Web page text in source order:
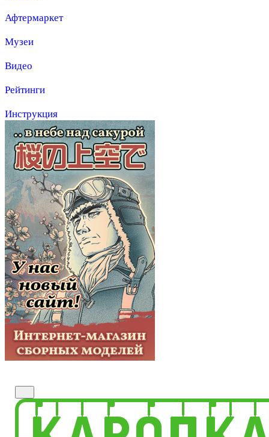
Афтермаркет
Музеи
Видео
Рейтинги
Инструкция